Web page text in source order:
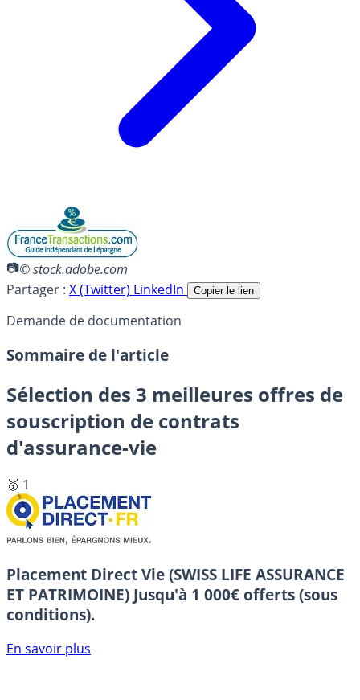
© stock.adobe.com
Partager : X (Twitter) LinkedIn Copier le lien
Demande de documentation
Sommaire de l'article
Sélection des 3 meilleures offres de
souscription de contrats
d'assurance-vie
🥇 1
Placement Direct Vie (SWISS LIFE ASSURANCE
ET PATRIMOINE) Jusqu'à 1 000€ offerts (sous
conditions).
En savoir plus